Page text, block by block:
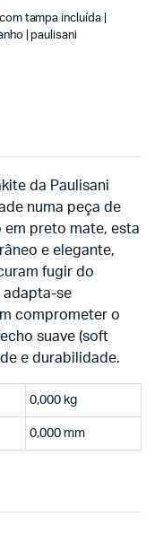
tampa incluída |
| paulisani
da Paulisani
numa peça de
em preto mate, esta
e elegante,
fugir do
adapta-se
comprometer o
suave (soft
e durabilidade.
0,000 kg
0,000 mm